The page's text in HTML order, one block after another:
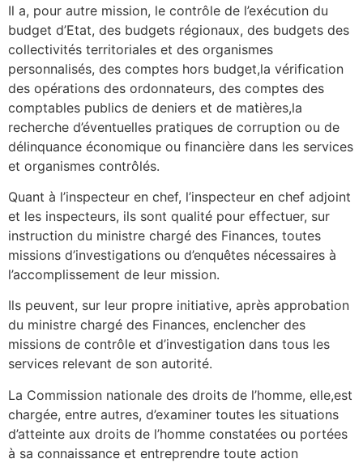
Il a, pour autre mission, le contrôle de l’exécution du
budget d’Etat, des budgets régionaux, des budgets des
collectivités territoriales et des organismes
personnalisés, des comptes hors budget,la vérification
des opérations des ordonnateurs, des comptes des
comptables publics de deniers et de matières,la
recherche d’éventuelles pratiques de corruption ou de
délinquance économique ou financière dans les services
et organismes contrôlés.
Quant à l’inspecteur en chef, l’inspecteur en chef adjoint
et les inspecteurs, ils sont qualité pour effectuer, sur
instruction du ministre chargé des Finances, toutes
missions d’investigations ou d’enquêtes nécessaires à
l’accomplissement de leur mission.
Ils peuvent, sur leur propre initiative, après approbation
du ministre chargé des Finances, enclencher des
missions de contrôle et d’investigation dans tous les
services relevant de son autorité.
La Commission nationale des droits de l’homme, elle,est
chargée, entre autres, d’examiner toutes les situations
d’atteinte aux droits de l’homme constatées ou portées
à sa connaissance et entreprendre toute action